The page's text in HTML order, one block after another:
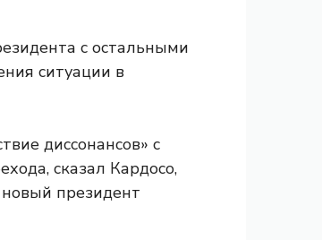
с остальными
ситуации в
диссонансов» с
сказал Кардосо,
президент